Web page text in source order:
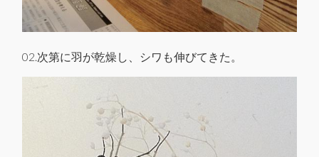
02.次第に羽が乾燥し、シワも伸びてきた。